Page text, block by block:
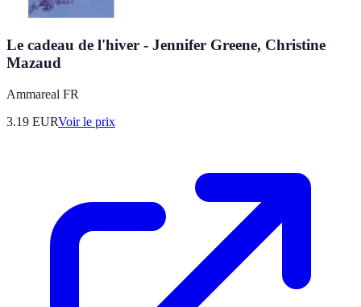
Le cadeau de l'hiver - Jennifer Greene, Christine
Mazaud
Ammareal FR
3.19 EURVoir le prix